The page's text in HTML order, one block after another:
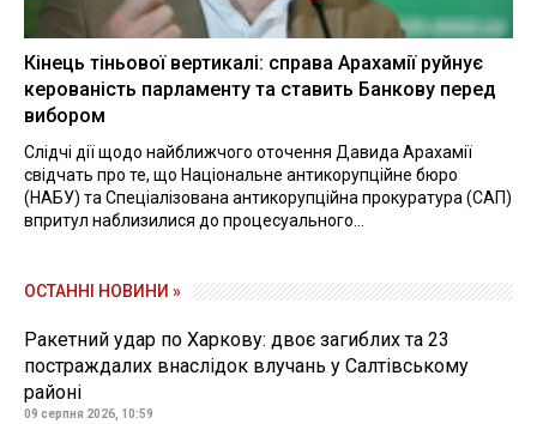
Кінець тіньової вертикалі: справа Арахамії руйнує
керованість парламенту та ставить Банкову перед
вибором
Слідчі дії щодо найближчого оточення Давида Арахамії
свідчать про те, що Національне антикорупційне бюро
(НАБУ) та Спеціалізована антикорупційна прокуратура (САП)
впритул наблизилися до процесуального...
ОСТАННІ НОВИНИ »
Ракетний удар по Харкову: двоє загиблих та 23
постраждалих внаслідок влучань у Салтівському
районі
09 серпня 2026, 10:59